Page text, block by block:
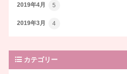
2019年4月 5
2019年3月 4
カテゴリー